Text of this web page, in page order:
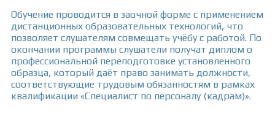
Обучение проводится в заочной форме с применением
дистанционных образовательных технологий, что
позволяет слушателям совмещать учёбу с работой. По
окончании программы слушатели получат диплом о
профессиональной переподготовке установленного
образца, который даёт право занимать должности,
соответствующие трудовым обязанностям в рамках
квалификации «Специалист по персоналу (кадрам)».